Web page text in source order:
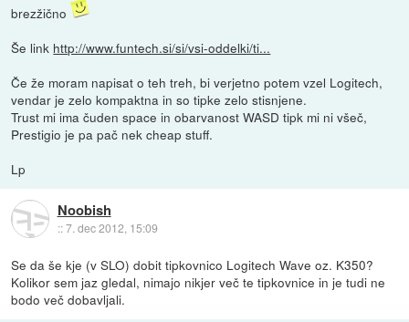
brezžično
Še link http://www.funtech.si/si/vsi-oddelki/ti...
Če že moram napisat o teh treh, bi verjetno potem vzel Logitech,
vendar je zelo kompaktna in so tipke zelo stisnjene.
Trust mi ima čuden space in obarvanost WASD tipk mi ni všeč,
Prestigio je pa pač nek cheap stuff.
Lp
Noobish
::7. dec 2012, 15:09
Se da še kje (v SLO) dobit tipkovnico Logitech Wave oz. K350?
Kolikor sem jaz gledal, nimajo nikjer več te tipkovnice in je tudi ne
bodo več dobavljali.